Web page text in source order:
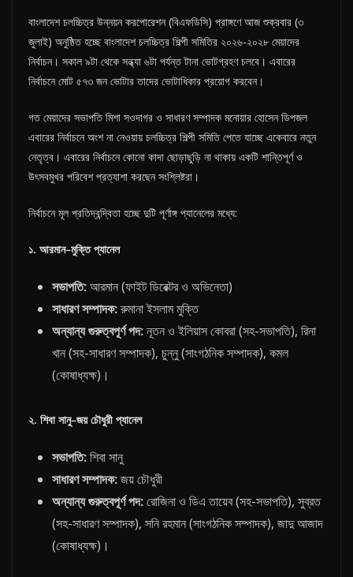
বাংলাদেশ চলচ্চিত্র উন্নয়ন করপোরেশন (বিএফডিসি) প্রাঙ্গণে আজ শুক্রবার (৩
জুলাই) অনুষ্ঠিত হচ্ছে বাংলাদেশ চলচ্চিত্র শিল্পী সমিতির ২০২৬-২০২৮ মেয়াদের
নির্বাচন। সকাল ৯টা থেকে সন্ধ্যা ৬টা পর্যন্ত টানা ভোটগ্রহণ চলবে। এবারের
নির্বাচনে মোট ৫৭৩ জন ভোটার তাদের ভোটাধিকার প্রয়োগ করবেন।
গত মেয়াদের সভাপতি মিশা সওদাগর ও সাধারণ সম্পাদক মনোয়ার হোসেন ডিপজল
এবারের নির্বাচনে অংশ না নেওয়ায় চলচ্চিত্র শিল্পী সমিতি পেতে যাচ্ছে একেবারে নতুন
নেতৃত্ব। এবারের নির্বাচনে কোনো কাদা ছোড়াছুড়ি না থাকায় একটি শান্তিপূর্ণ ও
উৎসবমুখর পরিবেশ প্রত্যাশা করছেন সংশ্লিষ্টরা।
নির্বাচনে মূল প্রতিদ্বন্দ্বিতা হচ্ছে দুটি পূর্ণাঙ্গ প্যানেলের মধ্যে:
১. আরমান–মুক্তি প্যানেল
সভাপতি:আরমান (ফাইট ডিরেক্টর ও অভিনেতা)
সাধারণসম্পাদক:রুমানা ইসলাম মুক্তি
অন্যান্যগুরুত্বপূর্ণপদ:নূতন ও ইলিয়াস কোবরা (সহ-সভাপতি), রিনা
খান (সহ-সাধারণ সম্পাদক), চুন্নু (সাংগঠনিক সম্পাদক), কমল
(কোষাধ্যক্ষ)।
২. শিবা সানু–জয় চৌধুরী প্যানেল
সভাপতি:শিবা সানু
সাধারণসম্পাদক:জয় চৌধুরী
অন্যান্যগুরুত্বপূর্ণপদ:রোজিনা ও ডিএ তায়েব (সহ-সভাপতি), সুব্রত
(সহ-সাধারণ সম্পাদক), সনি রহমান (সাংগঠনিক সম্পাদক), জাদু আজাদ
(কোষাধ্যক্ষ)।